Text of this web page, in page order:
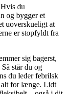
du
og bygger et
uoverskueligt at
er stopfyldt fra
sig bagerst,
står du og
du leder febrilsk
alt for længe. Lidt